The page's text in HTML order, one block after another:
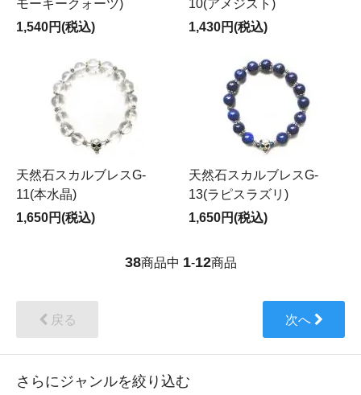
モーキークォーツ)
1,540円(税込)
10(アメジスト)
1,430円(税込)
天然石スカルブレスG-
11(本水晶)
1,650円(税込)
天然石スカルブレスG-
13(ラピスラズリ)
1,650円(税込)
38商品中 1-12商品
戻る 次へ
さらにジャンルを絞り込む